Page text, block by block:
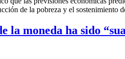
de la pobreza y el sostenimiento
la moneda ha sido